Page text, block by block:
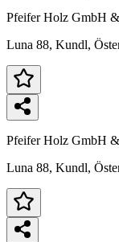
Pfeifer Holz GmbH
Luna 88, Kundl,
Pfeifer Holz GmbH
Luna 88, Kundl,